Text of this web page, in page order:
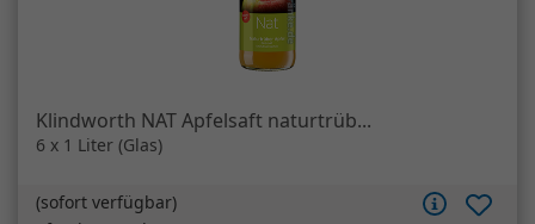
Klindworth NAT Apfelsaft naturtrüb...
6 x 1 Liter (Glas)
(sofort verfügbar)